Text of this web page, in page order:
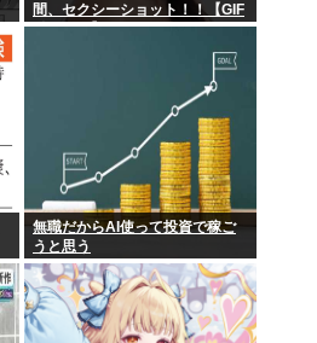
間、セクシーショット！！【GIF
動画あり】
無職だからAI使って投資で稼ご
うと思う